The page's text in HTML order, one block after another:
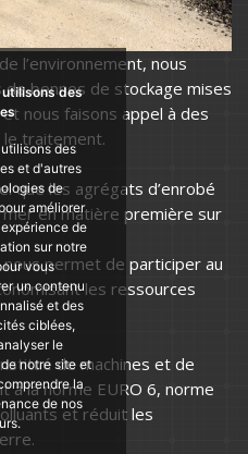
utilisons des
des
et d'autres
de
améliorer
de
sur notre
vous
un contenu
et des
ciblées,
le
notre site et
la
de nos
l’environnement, nous
bennes de stockage mises
nous faisons appel à des
traitement.
que les agrégats d’enrobé
en matière première sur
permet de participer au
les ressources
de machines et de
à la norme EURO 6, norme
et réduit les